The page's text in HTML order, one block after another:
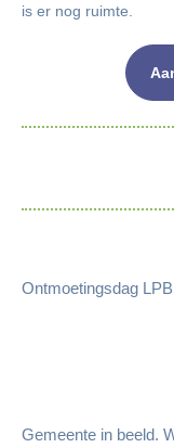
is er nog ruimte.
Ontmoetingsdag
Gemeente in beeld.